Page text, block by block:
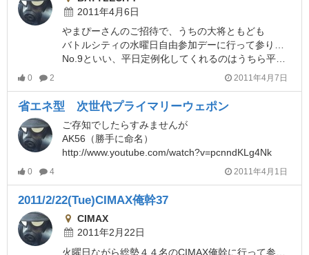
2011年4月6日
やまぴーさんのご招待で、うちの大将ともども
バトルシティの水曜日自由参加デーに行って参りましたよ。
No.9といい、平日定例化してくれるのはうちら平日ゲーマーにはありがたい限りです。
0 2 2011年4月7日
省エネ型 次世代プライマリーウェポン
ご存知でしたらすみませんが
AK56（勝手に命名）
http://www.youtube.com/watch?v=pcnndKLg4Nk
0 4 2011年4月1日
2011/2/22(Tue)CIMAX俺幹37
CIMAX
2011年2月22日